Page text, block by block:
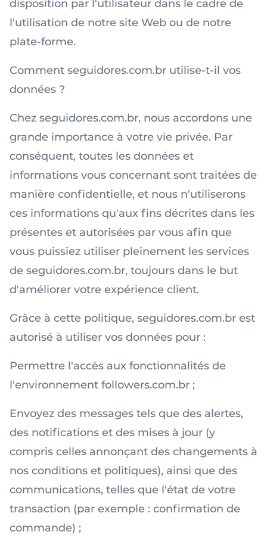
disposition par l'utilisateur dans le cadre de
l'utilisation de notre site Web ou de notre
plate-forme.
Comment seguidores.com.br utilise-t-il vos
données ?
Chez seguidores.com.br, nous accordons une
grande importance à votre vie privée. Par
conséquent, toutes les données et
informations vous concernant sont traitées de
manière confidentielle, et nous n'utiliserons
ces informations qu'aux fins décrites dans les
présentes et autorisées par vous afin que
vous puissiez utiliser pleinement les services
de seguidores.com.br, toujours dans le but
d'améliorer votre expérience client.
Grâce à cette politique, seguidores.com.br est
autorisé à utiliser vos données pour :
Permettre l'accès aux fonctionnalités de
l'environnement followers.com.br ;
Envoyez des messages tels que des alertes,
des notifications et des mises à jour (y
compris celles annonçant des changements à
nos conditions et politiques), ainsi que des
communications, telles que l'état de votre
transaction (par exemple : confirmation de
commande) ;